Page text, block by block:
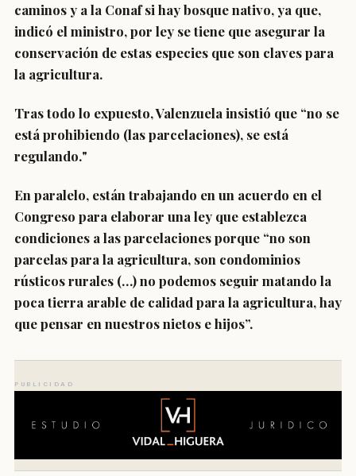
caminos y a la Conaf si hay bosque nativo, ya que,
indicó el ministro, por ley se tiene que asegurar la
conservación de estas especies que son claves para
la agricultura.
Tras todo lo expuesto, Valenzuela insistió que “no se
está prohibiendo (las parcelaciones), se está
regulando."
En paralelo, están trabajando en un acuerdo en el
Congreso para elaborar una ley que establezca
condiciones a las parcelaciones porque “no son
parcelas para la agricultura, son condominios
rústicos rurales (…) no podemos seguir matando la
poca tierra arable de calidad para la agricultura, hay
que pensar en nuestros nietos e hijos”.
PUBLICIDAD